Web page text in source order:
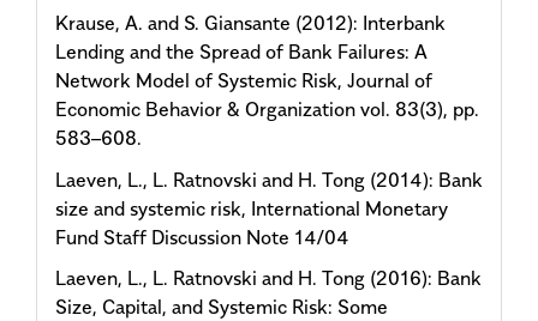
Krause, A. and S. Giansante (2012): Interbank
Lending and the Spread of Bank Failures: A
Network Model of Systemic Risk, Journal of
Economic Behavior & Organization vol. 83(3), pp.
583–608.
Laeven, L., L. Ratnovski and H. Tong (2014): Bank
size and systemic risk, International Monetary
Fund Staff Discussion Note 14/04
Laeven, L., L. Ratnovski and H. Tong (2016): Bank
Size, Capital, and Systemic Risk: Some